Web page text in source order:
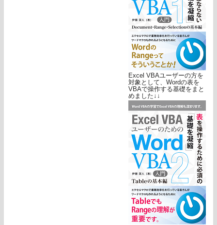
Excel VBAユーザーの方を
対象として、Wordの表を
VBAで操作する基礎をまと
めました↓↓